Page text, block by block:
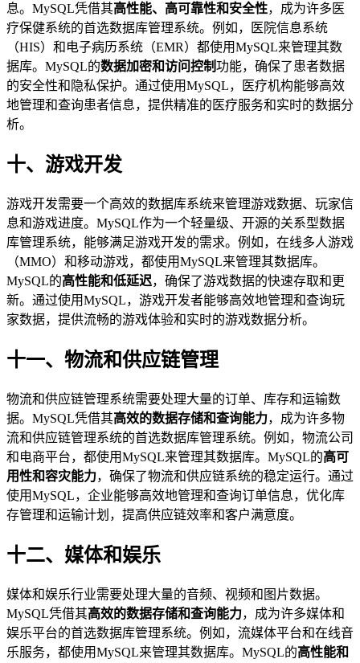
息。MySQL凭借其高性能、高可靠性和安全性，成为许多医
疗保健系统的首选数据库管理系统。例如，医院信息系统
（HIS）和电子病历系统（EMR）都使用MySQL来管理其数
据库。MySQL的数据加密和访问控制功能，确保了患者数据
的安全性和隐私保护。通过使用MySQL，医疗机构能够高效
地管理和查询患者信息，提供精准的医疗服务和实时的数据分
析。
十、游戏开发
游戏开发需要一个高效的数据库系统来管理游戏数据、玩家信
息和游戏进度。MySQL作为一个轻量级、开源的关系型数据
库管理系统，能够满足游戏开发的需求。例如，在线多人游戏
（MMO）和移动游戏，都使用MySQL来管理其数据库。
MySQL的高性能和低延迟，确保了游戏数据的快速存取和更
新。通过使用MySQL，游戏开发者能够高效地管理和查询玩
家数据，提供流畅的游戏体验和实时的游戏数据分析。
十一、物流和供应链管理
物流和供应链管理系统需要处理大量的订单、库存和运输数
据。MySQL凭借其高效的数据存储和查询能力，成为许多物
流和供应链管理系统的首选数据库管理系统。例如，物流公司
和电商平台，都使用MySQL来管理其数据库。MySQL的高可
用性和容灾能力，确保了物流和供应链系统的稳定运行。通过
使用MySQL，企业能够高效地管理和查询订单信息，优化库
存管理和运输计划，提高供应链效率和客户满意度。
十二、媒体和娱乐
媒体和娱乐行业需要处理大量的音频、视频和图片数据。
MySQL凭借其高效的数据存储和查询能力，成为许多媒体和
娱乐平台的首选数据库管理系统。例如，流媒体平台和在线音
乐服务，都使用MySQL来管理其数据库。MySQL的高性能和